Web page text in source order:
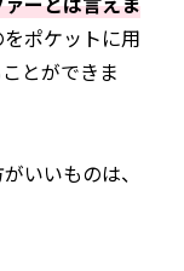
ポケットに用
とができま
いいものは、